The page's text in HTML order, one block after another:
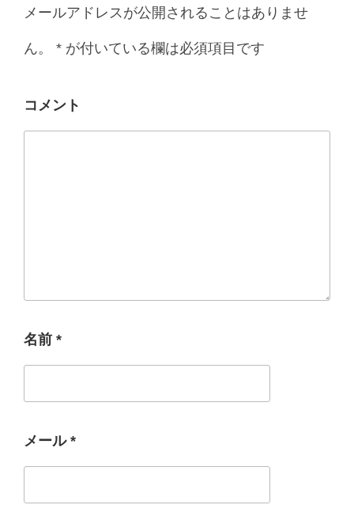
メールアドレスが公開されることはありませ
ん。 * が付いている欄は必須項目です
コメント
名前 *
メール *